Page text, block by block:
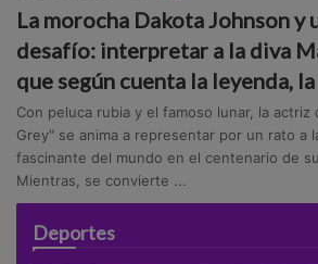
La morocha Dakota Johnson y
desafío: interpretar a la diva
que según cuenta la leyenda,
Con peluca rubia y el famoso lunar, la actriz
Grey" se anima a representar por un rato a
fascinante del mundo en el centenario de
Mientras, se convierte ...
Deportes